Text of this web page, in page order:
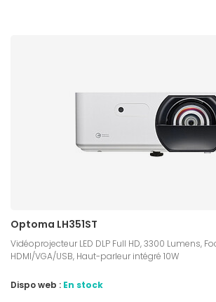
Optoma LH351ST
Vidéoprojecteur LED DLP Full HD, 3300 Lumens,
HDMI/VGA/USB, Haut-parleur intégré 10W
Dispo web : En stock